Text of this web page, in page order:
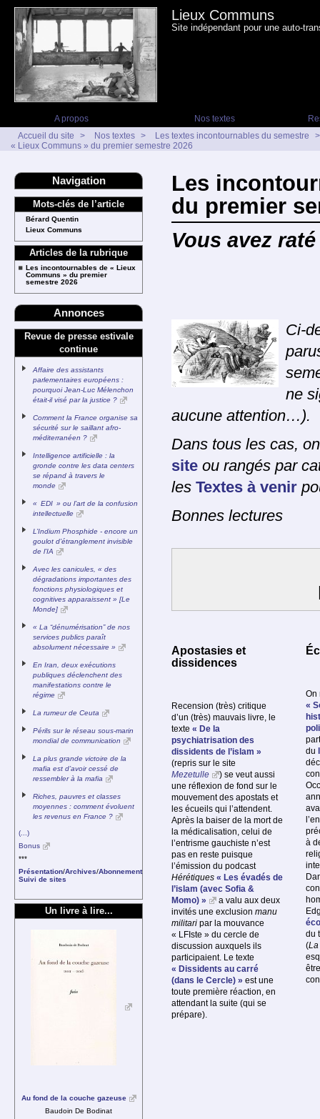
Lieux Communs
Site indépendant pour une auto-
A propos Nos textes
Accueil du site
> Nos textes > Les textes incontournables du semestre
>
« Lieux Communs » du premier semestre 2026
Les
du premier
Vous avez
Ci-
ne
aucune attention…).
Dans tous les cas,
site ou rangés par
les Textes à venir
Bonnes lectures
Apostasies et
dissidences
Recension (très) critique
d’un (très) mauvais livre, le
texte « De la
psychiatrisation des
dissidents de l’islam »
(repris sur le site
Mezetulle
) se veut aussi
une réflexion de fond sur le
mouvement des apostats et
les écueils qui l’attendent.
Après la baiser de la mort de
la médicalisation, celui de
l’entrisme gauchiste n’est
pas en reste puisque
l’émission du podcast
Hérétiques « Les évadés de
l’islam (avec Sofia &
Momo) »
a valu aux deux
invités une exclusion manu
militari par la mouvance
« LFIste » du cercle de
discussion auxquels ils
participaient. Le texte
« Dissidents au carré
(dans le Cercle) » est une
toute première réaction, en
attendant la suite (qui se
prépare).
On
«
du
à
du
(La
Navigation
Mots-clés de l’article
Bérard Quentin
Lieux Communs
Articles de la rubrique
Les incontournables de « Lieux
Communs » du premier
semestre 2026
Annonces
Revue de presse estivale
continue
Affaire des assistants
parlementaires européens :
pourquoi Jean-Luc Mélenchon
était-il visé par la justice ?
Comment la France organise sa
sécurité sur le saillant afro-
méditerranéen ?
Intelligence artificielle : la
gronde contre les data centers
se répand à travers le
monde
« EDI » ou l’art de la confusion
intellectuelle
L’Indium Phosphide - encore un
goulot d’étranglement invisible
de l’IA
Avec les canicules, « des
dégradations importantes des
fonctions physiologiques et
cognitives apparaissent » [Le
Monde]
« La “dénumérisation” de nos
services publics paraît
absolument nécessaire »
En Iran, deux exécutions
publiques déclenchent des
manifestations contre le
régime
La rumeur de Ceuta
Périls sur le réseau sous-marin
mondial de communication
La plus grande victoire de la
mafia est d’avoir cessé de
ressembler à la mafia
Riches, pauvres et classes
moyennes : comment évoluent
les revenus en France ?
(...)
Bonus
***
Présentation/Archives/Abonnement
Suivi de sites
Un livre à lire...
Au fond de la couche gazeuse
Baudoin De Bodinat